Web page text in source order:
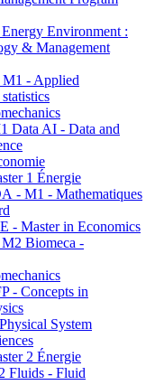
Environment :
& Management
- Applied
Data AI - Data and
1 Énergie
- M1 - Mathematiques
- Master in Economics
Biomeca -
- Concepts in
System
2 Énergie
Fluids - Fluid